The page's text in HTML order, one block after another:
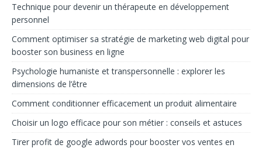
Technique pour devenir un thérapeute en développement
personnel
Comment optimiser sa stratégie de marketing web digital pour
booster son business en ligne
Psychologie humaniste et transpersonnelle : explorer les
dimensions de l’être
Comment conditionner efficacement un produit alimentaire
Choisir un logo efficace pour son métier : conseils et astuces
Tirer profit de google adwords pour booster vos ventes en